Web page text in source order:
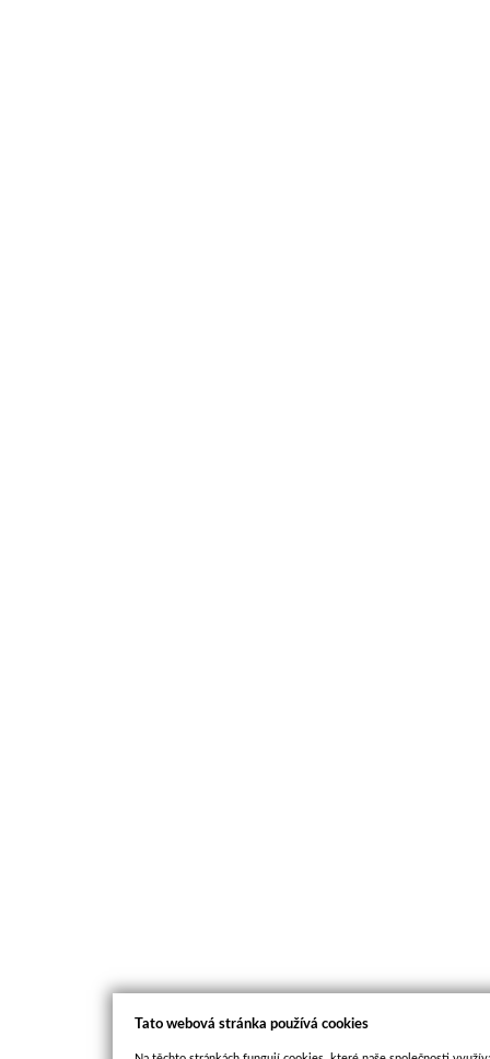
Tato webová stránka používá cookies